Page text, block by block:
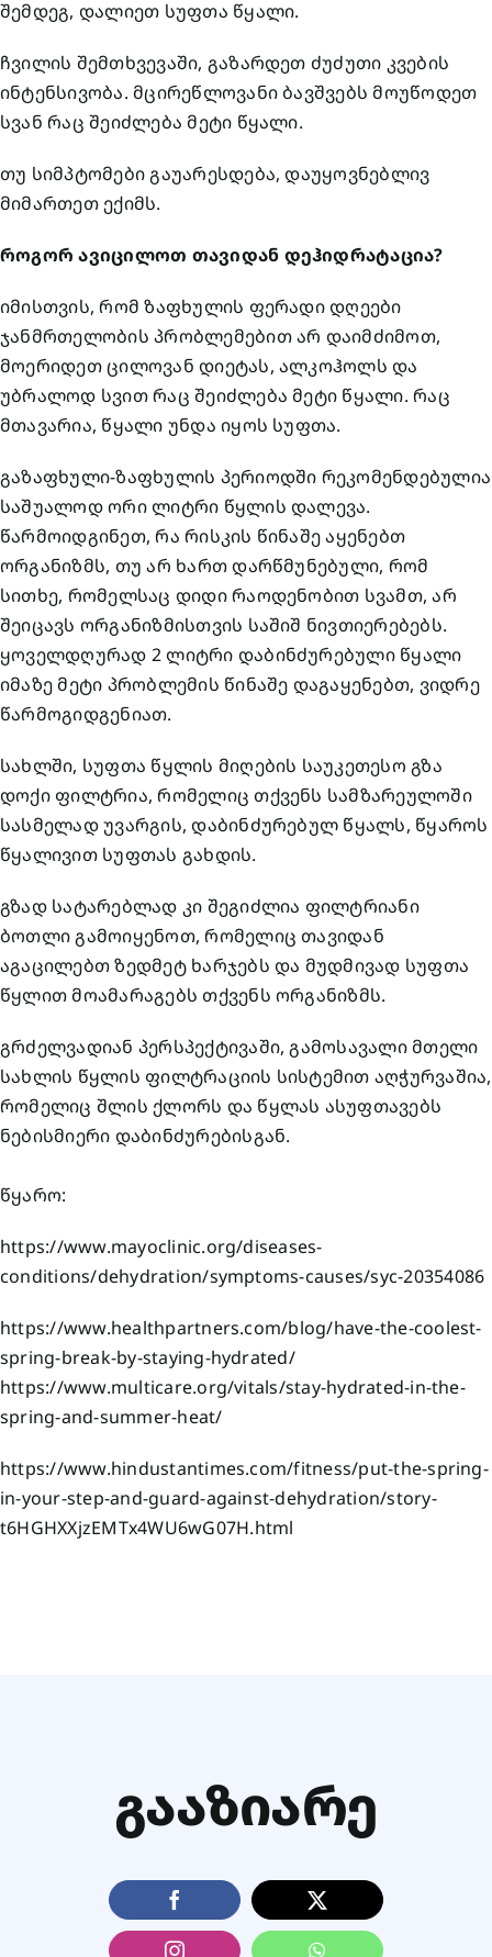
შემდეგ, დალიეთ სუფთა წყალი.
ჩვილის შემთხვევაში, გაზარდეთ ძუძუთი კვების
ინტენსივობა. მცირეწლოვანი ბავშვებს მოუწოდეთ
სვან რაც შეიძლება მეტი წყალი.
თუ სიმპტომები გაუარესდება, დაუყოვნებლივ
მიმართეთ ექიმს.
როგორ ავიცილოთ თავიდან დეჰიდრატაცია?
იმისთვის, რომ ზაფხულის ფერადი დღეები
ჯანმრთელობის პრობლემებით არ დაიმძიმოთ,
მოერიდეთ ცილოვან დიეტას, ალკოჰოლს და
უბრალოდ სვით რაც შეიძლება მეტი წყალი. რაც
მთავარია, წყალი უნდა იყოს სუფთა.
გაზაფხული-ზაფხულის პერიოდში რეკომენდებულია
საშუალოდ ორი ლიტრი წყლის დალევა.
წარმოიდგინეთ, რა რისკის წინაშე აყენებთ
ორგანიზმს, თუ არ ხართ დარწმუნებული, რომ
სითხე, რომელსაც დიდი რაოდენობით სვამთ, არ
შეიცავს ორგანიზმისთვის საშიშ ნივთიერებებს.
ყოველდღურად 2 ლიტრი დაბინძურებული წყალი
იმაზე მეტი პრობლემის წინაშე დაგაყენებთ, ვიდრე
წარმოგიდგენიათ.
სახლში, სუფთა წყლის მიღების საუკეთესო გზა
დოქი ფილტრია, რომელიც თქვენს სამზარეულოში
სასმელად უვარგის, დაბინძურებულ წყალს, წყაროს
წყალივით სუფთას გახდის.
გზად სატარებლად კი შეგიძლია ფილტრიანი
ბოთლიგამოიყენოთ, რომელიც თავიდან
აგაცილებთ ზედმეტ ხარჯებს და მუდმივად სუფთა
წყლით მოამარაგებს თქვენს ორგანიზმს.
გრძელვადიან პერსპექტივაში, გამოსავალი მთელი
სახლის წყლის ფილტრაციის სისტემით აღჭურვაშია,
რომელიც შლის ქლორს და წყლას ასუფთავებს
ნებისმიერი დაბინძურებისგან.
წყარო:
https://www.mayoclinic.org/diseases-
conditions/dehydration/symptoms-causes/syc-20354086
https://www.healthpartners.com/blog/have-the-coolest-
spring-break-by-staying-hydrated/
https://www.multicare.org/vitals/stay-hydrated-in-the-
spring-and-summer-heat/
https://www.hindustantimes.com/fitness/put-the-spring-
in-your-step-and-guard-against-dehydration/story-
t6HGHXXjzEMTx4WU6wG07H.html
ᲒᲐᲐᲖᲘᲐᲠᲔ